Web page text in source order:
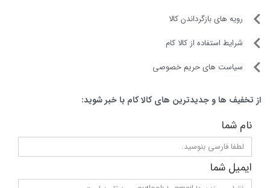
۶) صبر کنید تا آب بجوشد، سپس کتری را خالی کنید و آب جوش را
گرم نگهدار
ندارد
دارد
ندارد
چرخش ۳۶۰ درجه
دارد
صافی دهانه کتری
دارد
رویه های بازگرداندن کالا
شرایط استفاده از کالا کام
سیاست های حریم خصوصی
از تخفیف ها و جدیدترین های کالا کام با خبر شوید:
نام شما
ایمیل شما